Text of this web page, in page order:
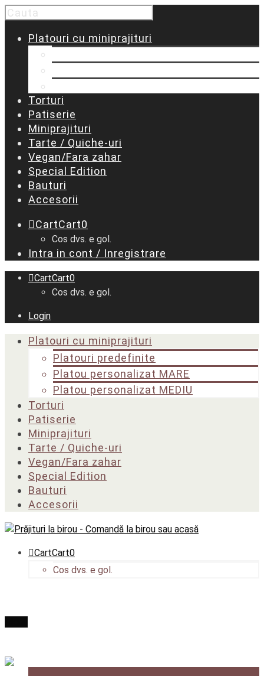
Platouri cu miniprajituri
Torturi
Patiserie
Miniprajituri
Tarte / Quiche-uri
Vegan/Fara zahar
Special Edition
Bauturi
Accesorii
CartCart0
Cos dvs. e gol.
Intra in cont / Inregistrare
CartCart0
Cos dvs. e gol.
Login
Platouri cu miniprajituri
Platouri predefinite
Platou personalizat MARE
Platou personalizat MEDIU
Torturi
Patiserie
Miniprajituri
Tarte / Quiche-uri
Vegan/Fara zahar
Special Edition
Bauturi
Accesorii
CartCart0
Cos dvs. e gol.